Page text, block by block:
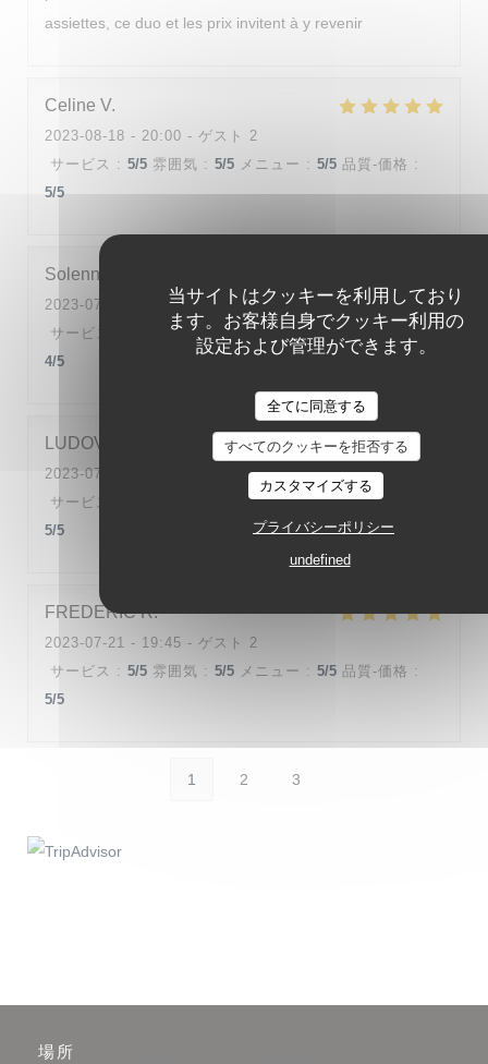
当サイトはクッキーを利用しており
ます。お客様自身でクッキー利用の
設定および管理ができます。
全てに同意する
すべてのクッキーを拒否する
カスタマイズする
プライバシーポリシー
undefined
assiettes, ce duo et les prix invitent à y revenir
Celine V
2023-08-18 - 20:00 - ゲスト 2
サービス : 5/5 雰囲気 : 5/5 メニュー : 5/5 品質-価格 :
5/5
Solenne
2023-07-28
- 19:30 - ゲスト 2
サービス
雰囲気: 4/5 メニュー: 5/5 品質-価格
:
4/5
LUDOVIC
2023-07-28
- 20:30 - ゲスト 2
サービス
メニュー: 5/5 品質-価格
5/5
FREDERIC R
2023-07-21 - 19:45 - ゲスト 2
サービス : 5/5 雰囲気 : 5/5 メニュー : 5/5 品質-価格 :
5/5
1 2 3
場所